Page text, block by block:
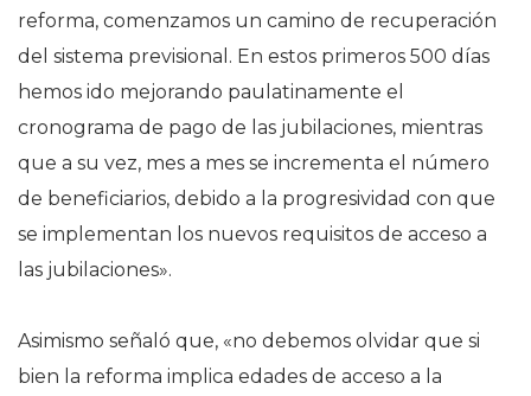
reforma, comenzamos un camino de recuperación
del sistema previsional. En estos primeros 500 días
hemos ido mejorando paulatinamente el
cronograma de pago de las jubilaciones, mientras
que a su vez, mes a mes se incrementa el número
de beneficiarios, debido a la progresividad con que
se implementan los nuevos requisitos de acceso a
las jubilaciones».
Asimismo señaló que, «no debemos olvidar que si
bien la reforma implica edades de acceso a la